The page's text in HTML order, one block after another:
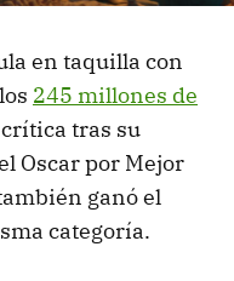
en taquilla con
245 millones de
tras su
Oscar por Mejor
ganó el
categoría.